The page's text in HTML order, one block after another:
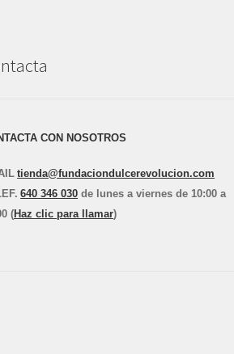
CON NOSOTROS
tienda@fundaciondulcerevolucion.com
EF. 640 346 030 de lunes a viernes de 10:00 a
(Haz clic para llamar)